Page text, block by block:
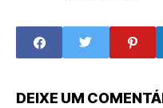
Importância
DEIXE UM